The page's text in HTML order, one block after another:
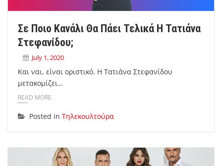
Σε Ποιο Κανάλι Θα Πάει Τελικά Η Τατιάνα
Στεφανίδου;
July 1, 2020
Και ναι, είναι οριστικό. Η Τατιάνα Στεφανίδου
μετακομίζει…
READ MORE
Posted in Τηλεκουλτούρα